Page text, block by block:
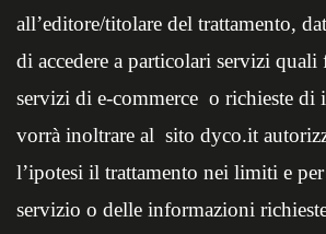
all’editore/titolare del trattamento,
di accedere a particolari servizi quali
servizi di e-commerce o richieste di
vorrà inoltrare al sito dyco.it
l’ipotesi il trattamento nei limiti e
servizio o delle informazioni